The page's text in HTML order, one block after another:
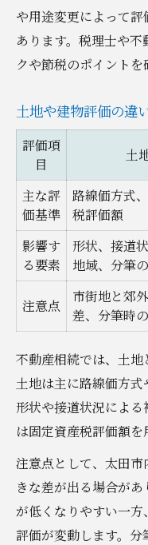
や用途変更によって
あります。税理士や
クや節税のポイントを
土地や建物評価の違
評価項
目
土
主な評
価基準
路線価方式
税評価額
影響す
る要素
形状、接道
地域、分筆
注意点
市街地と郊
差、分筆時
不動産相続では、土地
土地は主に路線価方式
形状や接道状況によ
は固定資産税評価額を
注意点として、太田
きな差が出る場合が
が低くなりやすい一
評価が変動します。